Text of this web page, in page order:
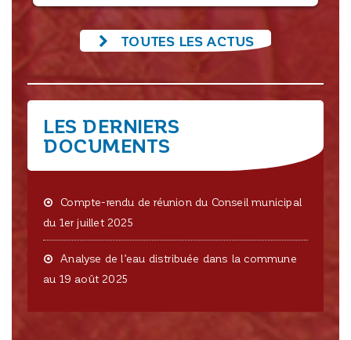
TOUTES LES ACTUS
LES DERNIERS
DOCUMENTS
Compte-rendu de réunion du Conseil municipal
du 1er juillet 2025
Analyse de l’eau distribuée dans la commune
au 19 août 2025